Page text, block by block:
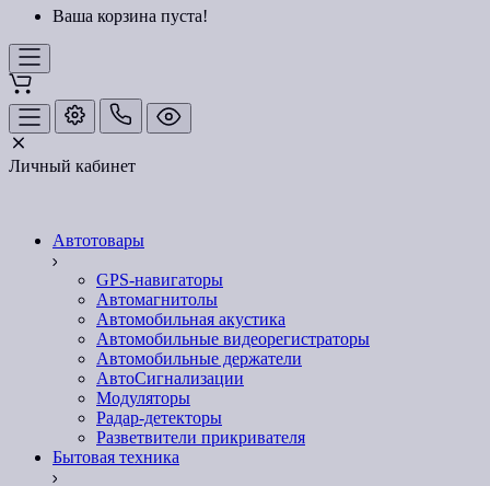
Ваша корзина пуста!
Личный кабинет
Автотовары
GPS-навигаторы
Автомагнитолы
Автомобильная акустика
Автомобильные видеорегистраторы
Автомобильные держатели
АвтоСигнализации
Модуляторы
Радар-детекторы
Разветвители прикривателя
Бытовая техника